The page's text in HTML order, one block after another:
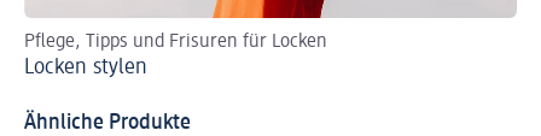
Pflege, Tipps und Frisuren für Locken
Locken stylen
Ähnliche Produkte